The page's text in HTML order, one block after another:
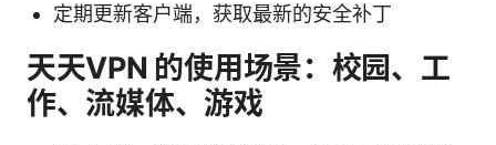
定期更新客户端，获取最新的安全补丁
天天VPN 的使用场景：校园、工
作、流媒体、游戏